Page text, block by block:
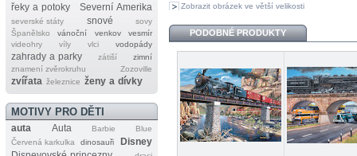
řeky a potoky Severní Amerika
severské státy snové
sovy
Španělsko
vánoční venkov
vesmír
videohry
víly vlci vodopády
zahrady a parky zátiší
zimní
znamení zvěrokruhu
Zozoville
zvířata železnice ženy a dívky
MOTIVY PRO DĚTI
auta Auta Barbie
Blue
Červená karkulka
dinosauři
Disney
Zobrazit obrázek ve větší velikosti
PODOBNÉ PRODUKTY